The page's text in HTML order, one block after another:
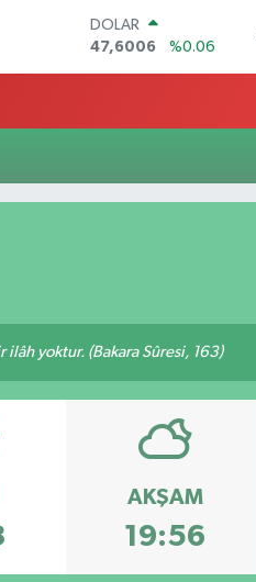
DOLAR
47,6006
%0.06
BİST100
ilâh yoktur. (Bakara Sûresi, 163)
AKŞAM
19:56